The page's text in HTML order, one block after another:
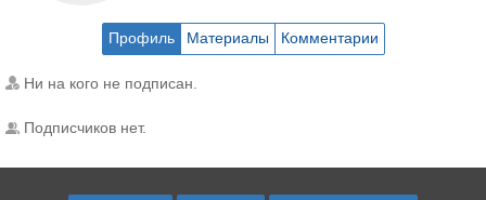
Профиль Материалы Комментарии
Ни на кого не подписан.
Подписчиков нет.